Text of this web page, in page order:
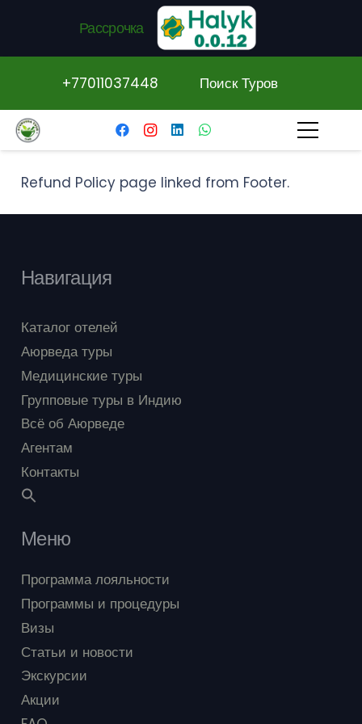
Рассрочка
+77011037448 Поиск Туров
Refund Policy page linked from Footer.
Навигация
Каталог отелей
Аюрведа туры
Медицинские туры
Групповые туры в Индию
Всё об Аюрведе
Агентам
Контакты
Меню
Программа лояльности
Программы и процедуры
Визы
Статьи и новости
Экскурсии
Акции